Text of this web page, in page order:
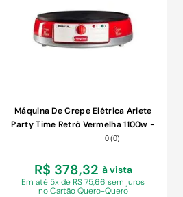
Máquina De Crepe Elétrica Ariete
Party Time Retrô Vermelha 1100w -
Antiaderente E Compacta 220V
0(0)
R$ 378,32 à vista
Ematé 5x de R$ 75,66 sem juros
no Cartão Quero-Quero
comoda